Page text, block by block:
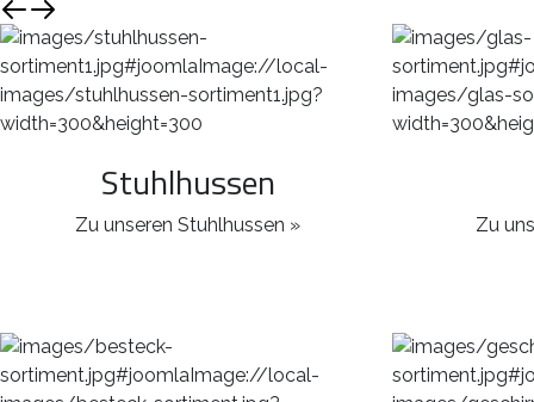
Stuhlhussen
Zu unseren Stuhlhussen » Zu